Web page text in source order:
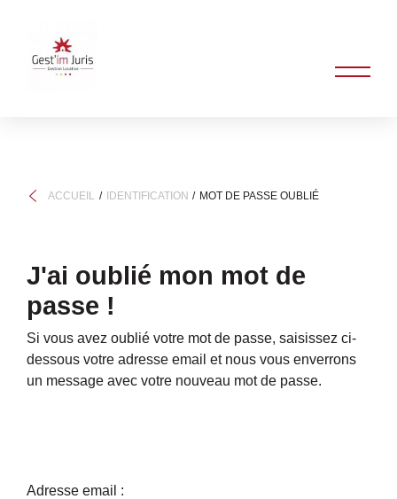
ACCUEIL IDENTIFICATION MOT DE PASSE OUBLIÉ
J'ai oublié mon mot de
passe !
Si vous avez oublié votre mot de passe, saisissez ci-
dessous votre adresse email et nous vous enverrons
un message avec votre nouveau mot de passe.
Adresse email :